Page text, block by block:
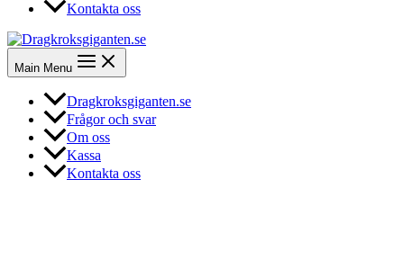
Kontakta oss
Main Menu
Dragkroksgiganten.se
Frågor och svar
Om oss
Kassa
Kontakta oss